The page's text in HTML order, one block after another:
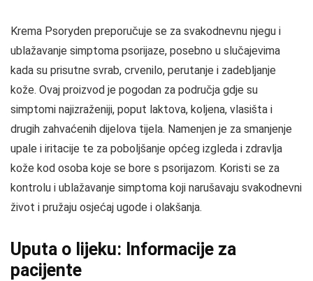
Krema Psoryden preporučuje se za svakodnevnu njegu i
ublažavanje simptoma psorijaze, posebno u slučajevima
kada su prisutne svrab, crvenilo, perutanje i zadebljanje
kože. Ovaj proizvod je pogodan za područja gdje su
simptomi najizraženiji, poput laktova, koljena, vlasišta i
drugih zahvaćenih dijelova tijela. Namenjen je za smanjenje
upale i iritacije te za poboljšanje općeg izgleda i zdravlja
kože kod osoba koje se bore s psorijazom. Koristi se za
kontrolu i ublažavanje simptoma koji narušavaju svakodnevni
život i pružaju osjećaj ugode i olakšanja.
Uputa o lijeku: Informacije za
pacijente